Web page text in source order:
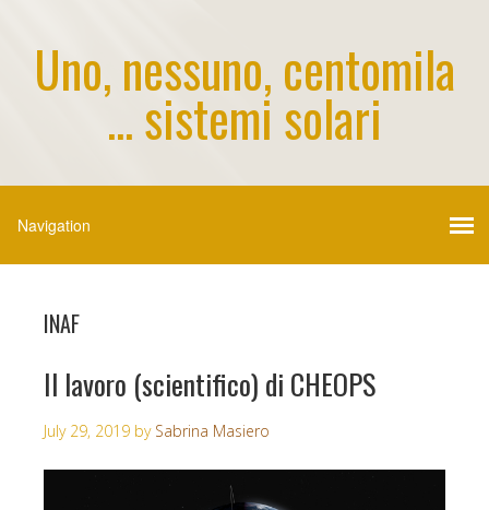
Uno, nessuno, centomila
... sistemi solari
INAF
Il lavoro (scientifico) di CHEOPS
July 29, 2019 by Sabrina Masiero